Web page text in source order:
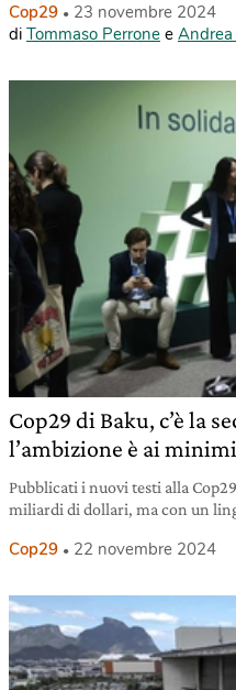
Cop29
23 novembre 2024
di Tommaso Perrone e Andrea
Cop29 di Baku, c’è la
l’ambizione è ai minimi
Pubblicati i nuovi testi alla
miliardi di dollari, ma con un
Cop29 22 novembre 2024